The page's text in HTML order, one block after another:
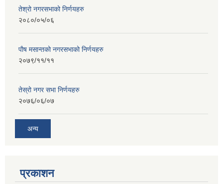
तेश्रो नगरसभाको निर्णयहरु
२०८०/०५/०६
पाैष मसान्तको नगरसभाको निर्णयहरु
२०७९/११/११
तेस्रो नगर सभा निर्णयहरु
२०७६/०६/०७
अन्य
प्रकाशन